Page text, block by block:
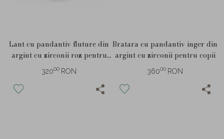
Lant cu pandantiv fluture din
argint cu zirconii roz pentru
copii
32000 RON
Bratara cu pandantiv inger din
argint cu zirconii pentru copii
36000 RON